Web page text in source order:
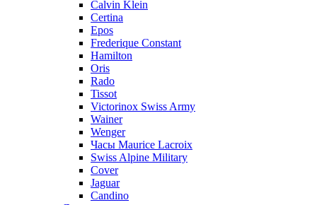
Calvin Klein
Certina
Epos
Frederique Constant
Hamilton
Oris
Rado
Tissot
Victorinox Swiss Army
Wainer
Wenger
Часы Maurice Lacroix
Swiss Alpine Military
Cover
Jaguar
Candino